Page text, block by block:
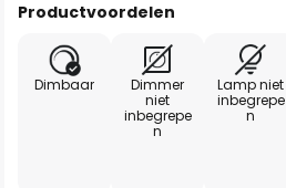
Productvoordelen
Dimbaar
Dimmer
niet
inbegrepe
n
Lamp niet
inbegrepe
n